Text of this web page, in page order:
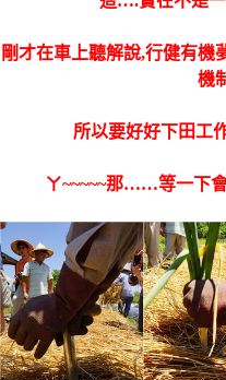
剛才在車上聽解說,行健有機
機
所以要好好下田工
ㄚ~~~~~那……等一下